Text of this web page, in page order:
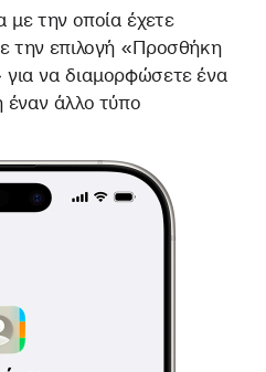
με την οποία έχετε
την επιλογή «Προσθήκη
για να διαμορφώσετε ένα
έναν άλλο τύπο